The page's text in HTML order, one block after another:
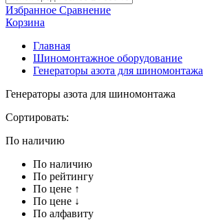
Избранное Сравнение
Корзина
Главная
Шиномонтажное оборудование
Генераторы азота для шиномонтажа
Генераторы азота для шиномонтажа
Сортировать:
По наличию
По наличию
По рейтингу
По цене ↑
По цене ↓
По алфавиту